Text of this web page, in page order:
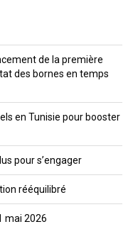
de la première
des bornes en temps
en Tunisie pour booster
pour s’engager
rééquilibré
mai 2026